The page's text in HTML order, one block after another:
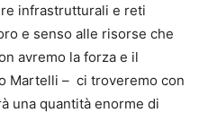
infrastrutturali e reti
e senso alle risorse che
avremo la forza e il
Martelli – ci troveremo con
una quantità enorme di